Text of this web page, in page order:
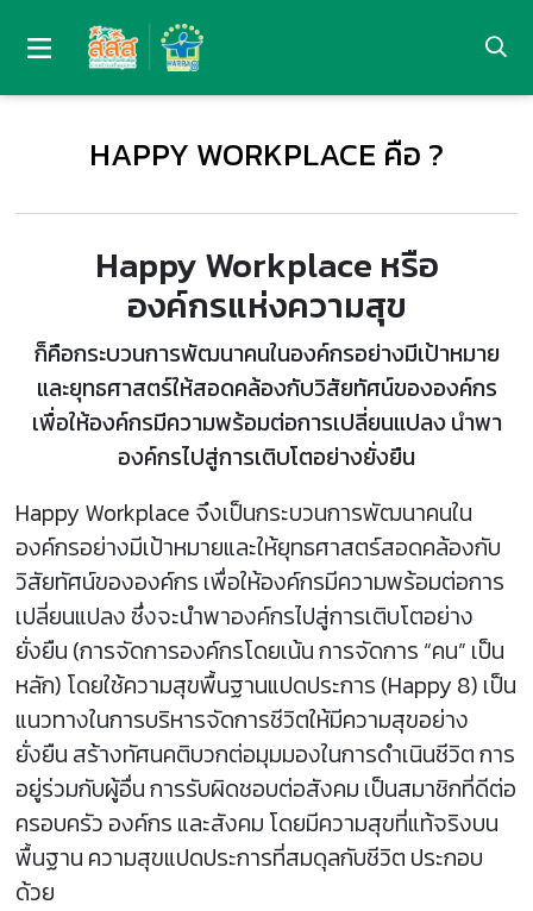
HAPPY WORKPLACE คือ ?
Happy Workplace หรือ
องค์กรแห่งความสุข
ก็คือกระบวนการพัฒนาคนในองค์กรอย่างมีเป้าหมาย
และยุทธศาสตร์ให้สอดคล้องกับวิสัยทัศน์ขององค์กร
เพื่อให้องค์กรมีความพร้อมต่อการเปลี่ยนแปลง นำพา
องค์กรไปสู่การเติบโตอย่างยั่งยืน
Happy Workplace จึงเป็นกระบวนการพัฒนาคนใน
องค์กรอย่างมีเป้าหมายและให้ยุทธศาสตร์สอดคล้องกับ
วิสัยทัศน์ขององค์กร เพื่อให้องค์กรมีความพร้อมต่อการ
เปลี่ยนแปลง ซึ่งจะนำพาองค์กรไปสู่การเติบโตอย่าง
ยั่งยืน (การจัดการองค์กรโดยเน้น การจัดการ “คน” เป็น
หลัก) โดยใช้ความสุขพื้นฐานแปดประการ (Happy 8) เป็น
แนวทางในการบริหารจัดการชีวิตให้มีความสุขอย่าง
ยั่งยืน สร้างทัศนคติบวกต่อมุมมองในการดำเนินชีวิต การ
อยู่ร่วมกับผู้อื่น การรับผิดชอบต่อสังคม เป็นสมาชิกที่ดีต่อ
ครอบครัว องค์กร และสังคม โดยมีความสุขที่แท้จริงบน
พื้นฐาน ความสุขแปดประการที่สมดุลกับชีวิต ประกอบ
ด้วย